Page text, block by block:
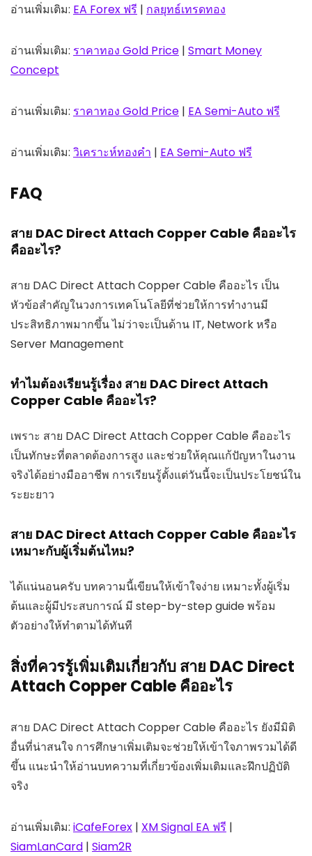
อ่านเพิ่มเติม: EA Forex ฟรี | กลยุทธ์เทรดทอง
อ่านเพิ่มเติม: ราคาทอง Gold Price | Smart Money
Concept
อ่านเพิ่มเติม: ราคาทอง Gold Price | EA Semi-Auto ฟรี
อ่านเพิ่มเติม: วิเคราะห์ทองคำ | EA Semi-Auto ฟรี
FAQ
สาย DAC Direct Attach Copper Cable คืออะไร
คืออะไร?
สาย DAC Direct Attach Copper Cable คืออะไร เป็น
หัวข้อสำคัญในวงการเทคโนโลยีที่ช่วยให้การทำงานมี
ประสิทธิภาพมากขึ้น ไม่ว่าจะเป็นด้าน IT, Network หรือ
Server Management
ทำไมต้องเรียนรู้เรื่อง สาย DAC Direct Attach
Copper Cable คืออะไร?
เพราะ สาย DAC Direct Attach Copper Cable คืออะไร
เป็นทักษะที่ตลาดต้องการสูง และช่วยให้คุณแก้ปัญหาในงาน
จริงได้อย่างมืออาชีพ การเรียนรู้ตั้งแต่วันนี้จะเป็นประโยชน์ใน
ระยะยาว
สาย DAC Direct Attach Copper Cable คืออะไร
เหมาะกับผู้เริ่มต้นไหม?
ได้แน่นอนครับ บทความนี้เขียนให้เข้าใจง่าย เหมาะทั้งผู้เริ่ม
ต้นและผู้มีประสบการณ์ มี step-by-step guide พร้อม
ตัวอย่างให้ทำตามได้ทันที
สิ่งที่ควรรู้เพิ่มเติมเกี่ยวกับ สาย DAC Direct
Attach Copper Cable คืออะไร
สาย DAC Direct Attach Copper Cable คืออะไร ยังมีมิติ
อื่นที่น่าสนใจ การศึกษาเพิ่มเติมจะช่วยให้เข้าใจภาพรวมได้ดี
ขึ้น แนะนำให้อ่านบทความที่เกี่ยวข้องเพิ่มเติมและฝึกปฏิบัติ
จริง
อ่านเพิ่มเติม: iCafeForex | XM Signal EA ฟรี |
SiamLanCard | Siam2R